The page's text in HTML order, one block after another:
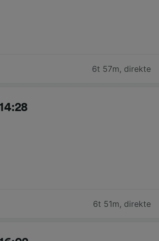
6t 57m, direkte
6t 51m, direkte